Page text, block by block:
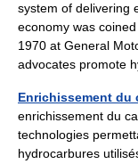
system of delivering
economy was
1970 at General
advocates
Enrichissement du
enrichissement du
technologies
hydrocarbures